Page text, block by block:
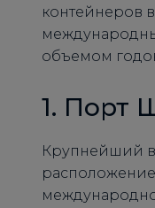
контейнеров
объемом
1. Порт
Крупнейший в